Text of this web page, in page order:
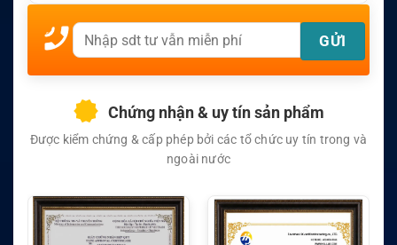
Chứng nhận & uy tín sản phẩm
Được kiểm chứng & cấp phép bởi các tổ chức uy tín trong và
ngoài nước